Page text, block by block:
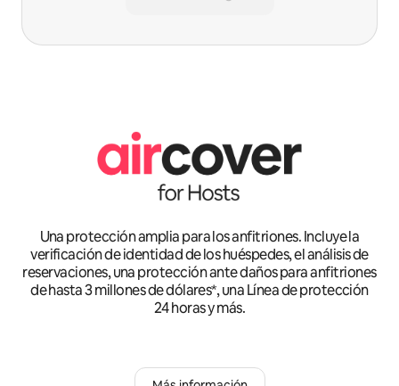
Una protección amplia para los anfitriones. Incluye la
verificación de identidad de los huéspedes, el análisis de
reservaciones, una protección ante daños para anfitriones
de hasta 3 millones de dólares*, una Línea de protección
24 horas y más.